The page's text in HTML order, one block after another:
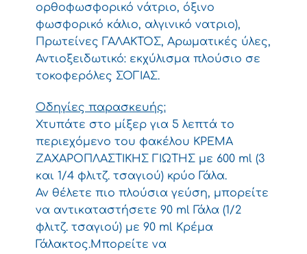
ορθοφωσφορικό νάτριο, όξινο
φωσφορικό κάλιο, αλγινικό νατριο),
Πρωτείνες ΓΑΛΑΚΤΟΣ, Αρωματικές ύλες,
Αντιοξειδωτικό: εκχύλισμα πλούσιο σε
τοκοφερόλες ΣΟΓΙΑΣ.
Οδηγίες παρασκευής:
Χτυπάτε στο μίξερ για 5 λεπτά το
περιεχόμενο του φακέλου ΚΡΕΜΑ
ΖΑΧΑΡΟΠΛΑΣΤΙΚΗΣ ΓΙΩΤΗΣ με 600 ml (3
και 1/4 φλιτζ. τσαγιού) κρύο Γάλα.
Αν θέλετε πιο πλούσια γεύση, μπορείτε
να αντικαταστήσετε 90 ml Γάλα (1/2
φλιτζ. τσαγιού) με 90 ml Κρέμα
Γάλακτος.Μπορείτε να